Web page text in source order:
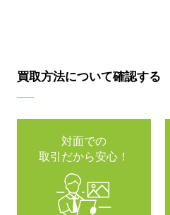
買取方法について確認する
対面での
取引だから安心！